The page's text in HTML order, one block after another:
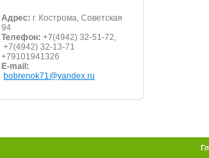
Адрес: г. Кострома, Советская
94
Телефон: +7(4942) 32-51-72,
+7(4942) 32-13-71
+79101941326
E-mail:
bobrenok71@yandex.ru